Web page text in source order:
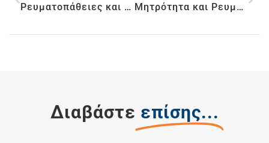
Ρευματοπάθειες και Εργασία Μητρότητα και Ρευματικά Νοσήματα
Διαβάστε επίσης...